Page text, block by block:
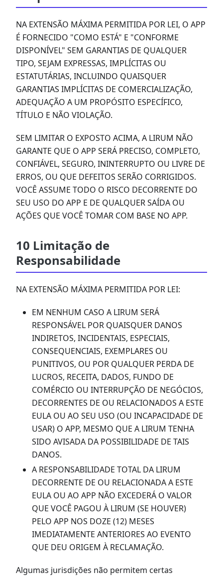
NA EXTENSÃO MÁXIMA PERMITIDA POR LEI, O APP
É FORNECIDO "COMO ESTÁ" E "CONFORME
DISPONÍVEL" SEM GARANTIAS DE QUALQUER
TIPO, SEJAM EXPRESSAS, IMPLÍCITAS OU
ESTATUTÁRIAS, INCLUINDO QUAISQUER
GARANTIAS IMPLÍCITAS DE COMERCIALIZAÇÃO,
ADEQUAÇÃO A UM PROPÓSITO ESPECÍFICO,
TÍTULO E NÃO VIOLAÇÃO.
SEM LIMITAR O EXPOSTO ACIMA, A LIRUM NÃO
GARANTE QUE O APP SERÁ PRECISO, COMPLETO,
CONFIÁVEL, SEGURO, ININTERRUPTO OU LIVRE DE
ERROS, OU QUE DEFEITOS SERÃO CORRIGIDOS.
VOCÊ ASSUME TODO O RISCO DECORRENTE DO
SEU USO DO APP E DE QUALQUER SAÍDA OU
AÇÕES QUE VOCÊ TOMAR COM BASE NO APP.
10 Limitação de
Responsabilidade
NA EXTENSÃO MÁXIMA PERMITIDA POR LEI:
EM NENHUM CASO A LIRUM SERÁ
RESPONSÁVEL POR QUAISQUER DANOS
INDIRETOS, INCIDENTAIS, ESPECIAIS,
CONSEQUENCIAIS, EXEMPLARES OU
PUNITIVOS, OU POR QUALQUER PERDA DE
LUCROS, RECEITA, DADOS, FUNDO DE
COMÉRCIO OU INTERRUPÇÃO DE NEGÓCIOS,
DECORRENTES DE OU RELACIONADOS A ESTE
EULA OU AO SEU USO (OU INCAPACIDADE DE
USAR) O APP, MESMO QUE A LIRUM TENHA
SIDO AVISADA DA POSSIBILIDADE DE TAIS
DANOS.
A RESPONSABILIDADE TOTAL DA LIRUM
DECORRENTE DE OU RELACIONADA A ESTE
EULA OU AO APP NÃO EXCEDERÁ O VALOR
QUE VOCÊ PAGOU À LIRUM (SE HOUVER)
PELO APP NOS DOZE (12) MESES
IMEDIATAMENTE ANTERIORES AO EVENTO
QUE DEU ORIGEM À RECLAMAÇÃO.
Algumas jurisdições não permitem certas